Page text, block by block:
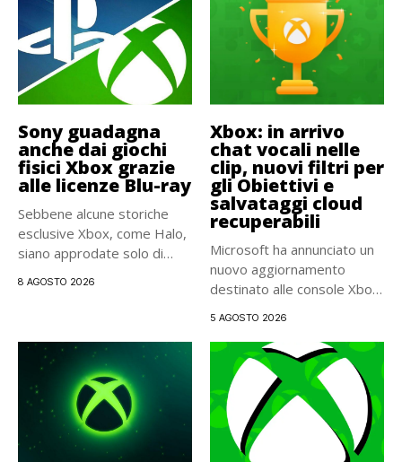
Sony guadagna
anche dai giochi
fisici Xbox grazie
alle licenze Blu-ray
Sebbene alcune storiche
esclusive Xbox, come Halo,
siano approdate solo di
8 AGOSTO 2026
Xbox: in arrivo
chat vocali nelle
clip, nuovi filtri per
gli Obiettivi e
salvataggi cloud
recuperabili
Microsoft ha annunciato un
nuovo aggiornamento
destinato alle console Xbox.
5 AGOSTO 2026